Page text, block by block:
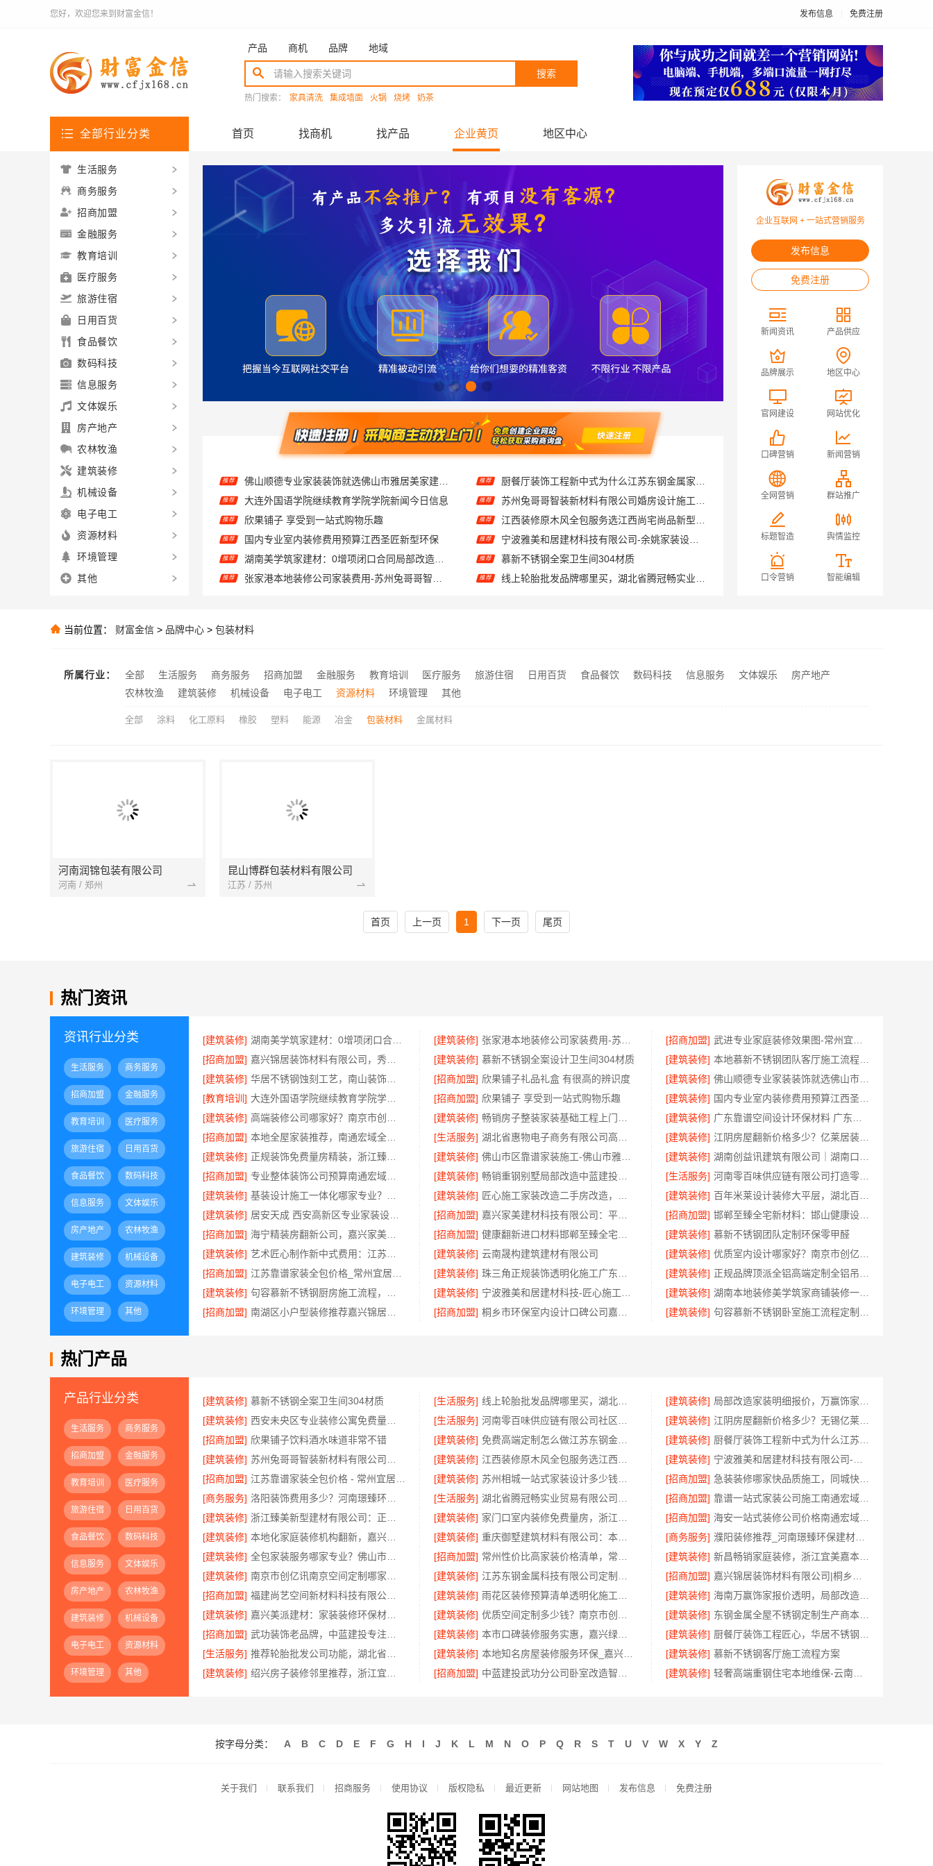
您好，欢迎您来到财富金信！ 发布信息 免费注册
产品 商机 品牌 地域
搜索
热门搜索： 家具清洗 集成墙面 火锅 烧烤 奶茶
全部行业分类 首页 找商机 找产品 企业黄页 地区中心
推荐 大连外国语学院继续教育学院学院新闻今日信息
推荐 欣果铺子 享受到一站式购物乐趣
推荐 国内专业室内装修费用预算江西圣匠新型环保
推荐 湖南美学筑家建材：0增项闭口合同局部改造专家
推荐 张家港本地装修公司家装费用-苏州兔哥哥智装新材料有限公司全包
推荐 武进专业家庭装修效果图-常州宜居佳装饰本土设计案例鉴赏
推荐 慕新不锈钢全案设计卫生间304材质
推荐 欣果铺子礼品礼盒 有很高的辨识度
推荐 苏州兔哥哥智装新材料有限公司婚房设计施工一体化
推荐 江西装修原木风全包服务选江西尚宅尚品新型环保材料有限公司
推荐 宁波雅美和居建材科技有限公司-余姚家装设计到店咨询
推荐 慕新不锈钢全案卫生间304材质
推荐
推荐 局部改造家装明细报价，万赢饰家新型建筑材料有限公司精准核算
推荐 免费高端定制怎么做江苏东钢金属家居有限公司
企业互联网 + 一站式营销服务
发布信息
免费注册
新闻资讯 产品供应
品牌展示 地区中心
官网建设 网站优化
口碑营销 新闻营销
全网营销 群站推广
标题智造 舆情监控
口令营销 智能编辑
生活服务
商务服务
招商加盟
金融服务
教育培训
医疗服务
旅游住宿
日用百货
食品餐饮
数码科技
信息服务
文体娱乐
房产地产
农林牧渔
建筑装修
机械设备
电子电工
资源材料
环境管理
其他
当前位置： 财富金信 > 品牌中心 > 包装材料
所属行业： 全部 生活服务 商务服务 招商加盟 金融服务 教育培训 医疗服务 旅游住宿 日用百货 食品餐饮 数码科技 信息服务 文体娱乐
房产地产
农林牧渔
建筑装修 机械设备 电子电工 资源材料 环境管理 其他
全部 涂料 化工原料 橡胶 塑料 能源 冶金 包装材料 金属材料
河南润锦包装有限公司
河南 / 郑州
昆山博群包装材料有限公司
江苏 / 苏州
首页 上一页 1 下一页 尾页
热门资讯
资讯行业分类
生活服务 商务服务
招商加盟 金融服务
教育培训 医疗服务
旅游住宿 日用百货
食品餐饮 数码科技
信息服务 文体娱乐
房产地产 农林牧渔
建筑装修 机械设备
电子电工 资源材料
环境管理 其他
[建筑装修] [建筑装修] [招商加盟]
[招商加盟]
[建筑装修] 慕新不锈钢全案设计卫生间304材质 [建筑装修]
本地慕新不锈钢团队客厅施工流程指南
[建筑装修]
[招商加盟] 欣果铺子礼品礼盒 有很高的辨识度 [建筑装修]
佛山顺德专业家装装饰就选佛山市雅居美家建筑装饰工程有限公司
[教育培训]
[招商加盟] 欣果铺子 享受到一站式购物乐趣 [建筑装修]
国内专业室内装修费用预算江西圣匠新型环保
[建筑装修]
[建筑装修] [建筑装修]
[招商加盟]
[生活服务] [建筑装修]
江阴房屋翻新价格多少？亿莱居装饰工程材料有限公司全流程品控
[建筑装修]
[建筑装修] [建筑装修]
[招商加盟]
[建筑装修] [生活服务]
河南零百味供应链有限公司打造零食硬折扣线上线下联动
[建筑装修]
[建筑装修] [建筑装修]
[建筑装修]
[招商加盟] [招商加盟]
邯郸至臻全宅新材料：邯山健康设计引领绿色装修新风尚
[招商加盟]
[招商加盟] [建筑装修] 慕新不锈钢团队定制环保零甲醛
[建筑装修]
[建筑装修] 云南晟构建筑建材有限公司 [建筑装修]
[招商加盟]
[建筑装修] [建筑装修]
[建筑装修]
[建筑装修] [建筑装修]
湖南本地装修美学筑家商铺装修一站式
[招商加盟]
[招商加盟] [建筑装修]
热门产品
产品行业分类
生活服务 商务服务
招商加盟 金融服务
教育培训 医疗服务
旅游住宿 日用百货
食品餐饮 数码科技
信息服务 文体娱乐
房产地产 农林牧渔
建筑装修 机械设备
电子电工 资源材料
环境管理 其他
[建筑装修] 慕新不锈钢全案卫生间304材质 [生活服务] [建筑装修]
[建筑装修]
[生活服务] [建筑装修]
江阴房屋翻新价格多少？无锡亿莱居装饰工程材料有限公司全流程品控
[招商加盟] 欣果铺子饮料酒水味道非常不错 [建筑装修] [建筑装修]
厨餐厅装饰工程新中式为什么江苏东钢金属家居有限公司
[建筑装修]
[建筑装修] [建筑装修]
[招商加盟]
[建筑装修] [招商加盟]
急装装修哪家快品质施工，同城快装省心
[商务服务]
[生活服务] [招商加盟]
靠谱一站式家装公司施工南通宏域全宅装饰建材有限公司
[建筑装修]
[建筑装修] [招商加盟]
海安一站式装修公司价格南通宏域全宅装饰建材有限公司预算
[建筑装修]
[建筑装修] [商务服务]
濮阳装修推荐_河南璟臻环保建材有限公司本土深耕全流程一体化服务
[建筑装修]
[招商加盟] [建筑装修]
新昌畅销家庭装修，浙江宜美嘉本地服务口碑佳
[建筑装修]
[建筑装修] [招商加盟]
[招商加盟]
[建筑装修] [建筑装修]
海南万赢饰家报价透明，局部改造居室明细报价
[建筑装修]
[建筑装修] [建筑装修]
东钢金属全屋不锈钢定制生产商本地江苏东钢金属科技有限公司
[招商加盟]
[建筑装修] [建筑装修]
[生活服务]
[建筑装修] [建筑装修] 慕新不锈钢客厅施工流程方案
[建筑装修]
[招商加盟] [建筑装修] 轻奢高端重钢住宅本地维保-云南晟构建筑建材有限公司
按字母分类： A B C D E F G H I J K L M N O P Q R S T U V W X Y Z
关于我们 联系我们 招商服务 使用协议 版权隐私 最近更新 网站地图 发布信息 免费注册